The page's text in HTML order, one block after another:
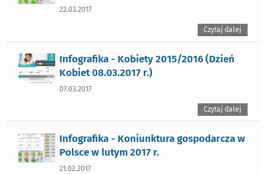
22.03.2017
Czytaj dalej
Infografika - Kobiety 2015/2016 (Dzień
Kobiet 08.03.2017 r.)
07.03.2017
Czytaj dalej
Infografika - Koniunktura gospodarcza w
Polsce w lutym 2017 r.
21.02.2017